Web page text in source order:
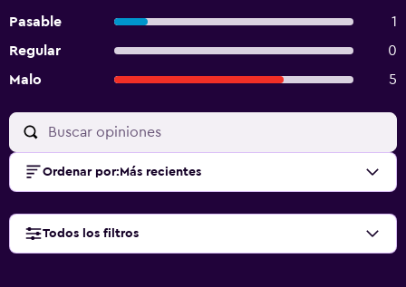
Pasable
1
Regular
0
Malo
5
Ordenar por: Más recientes
Todos los filtros